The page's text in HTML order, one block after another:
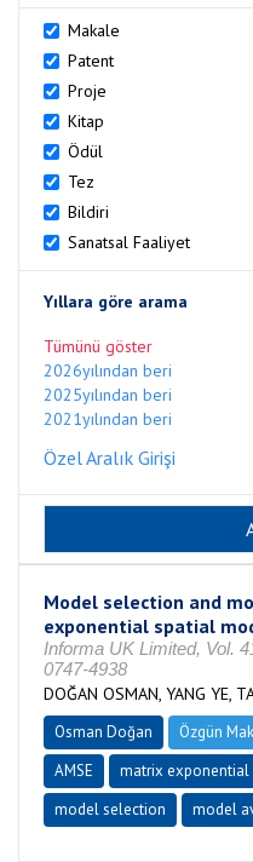
Makale
Patent
Proje
Kitap
Ödül
Tez
Bildiri
Sanatsal Faaliyet
Yıllara göre arama
Tümünü göster
2026yılından beri
2025yılından beri
2021yılından beri
Özel Aralık Girişi
Model selection and
exponential spatial
Informa UK Limited, Vol.
0747-4938
DOĞAN OSMAN, YANG YE,
Osman Doğan Özgün
AMSE
matrix
model selection
model